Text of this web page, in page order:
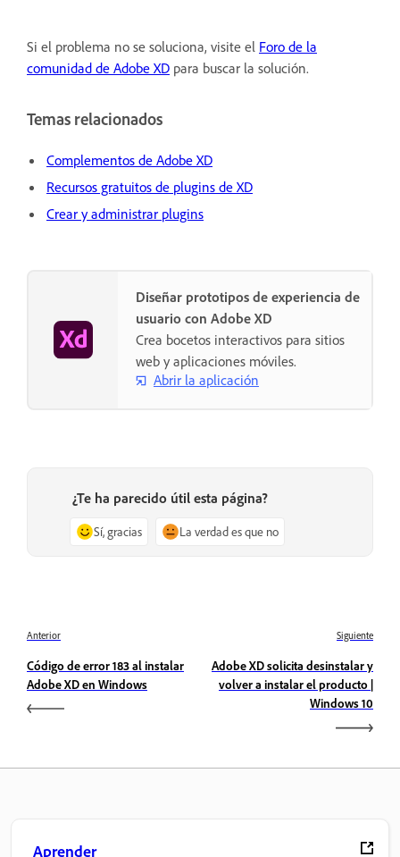
Si el problema no se soluciona, visite el Foro de la
comunidad de Adobe XD para buscar la solución.
Temas relacionados
Complementos de Adobe XD
Recursos gratuitos de plugins de XD
Crear y administrar plugins
Diseñar prototipos de experiencia de
usuario con Adobe XD
Crea bocetos interactivos para sitios
web y aplicaciones móviles.
Abrir la aplicación
¿Te ha parecido útil esta página?
Sí, gracias La verdad es que no
Anterior
Código de error 183 al instalar
Adobe XD en Windows
Siguiente
Adobe XD solicita desinstalar y
volver a instalar el producto |
Windows 10
Aprender